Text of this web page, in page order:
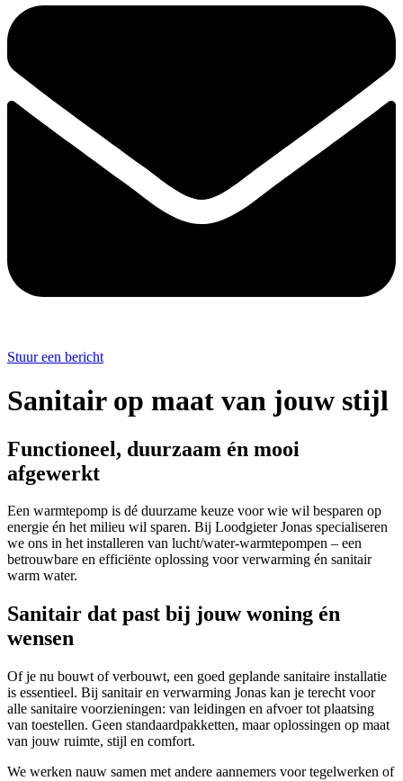
Stuur een bericht
Sanitair op maat van jouw stijl
Functioneel, duurzaam én mooi
afgewerkt
Een warmtepomp is dé duurzame keuze voor wie wil besparen op
energie én het milieu wil sparen. Bij Loodgieter Jonas specialiseren
we ons in het installeren van lucht/water-warmtepompen – een
betrouwbare en efficiënte oplossing voor verwarming én sanitair
warm water.
Sanitair dat past bij jouw woning én
wensen
Of je nu bouwt of verbouwt, een goed geplande sanitaire installatie
is essentieel. Bij sanitair en verwarming Jonas kan je terecht voor
alle sanitaire voorzieningen: van leidingen en afvoer tot plaatsing
van toestellen. Geen standaardpakketten, maar oplossingen op maat
van jouw ruimte, stijl en comfort.
We werken nauw samen met andere aannemers voor tegelwerken of